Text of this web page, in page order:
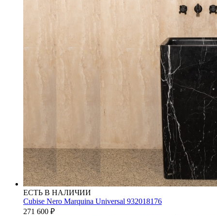
ЕСТЬ В НАЛИЧИИ
Cubise Nero Marquina Universal 932018176
271 600 ₽